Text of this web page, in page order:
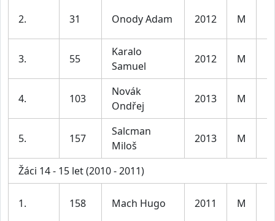
2. 31 Onody Adam 2012 M
3. 55
Karalo
Samuel
2012 M
4. 103
Novák
Ondřej
2013 M
5. 157
Salcman
Miloš
2013 M
Žáci 14 - 15 let (2010 - 2011)
1. 158 Mach Hugo 2011 M